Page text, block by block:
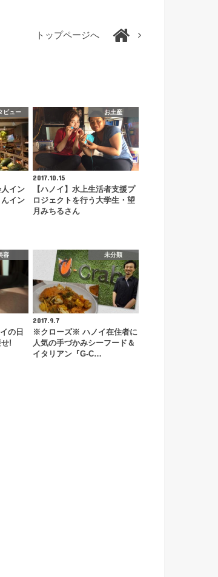
トップページへ
ビュー
イン
イン
お土産
2017.10.15
【ハノイ】水上生活者支援プ
ロジェクトを行う大学生・望
月みちるさん
容
の日
!
未分類
2017.9.7
※クローズ※ ハノイ在住者に
人気の手づかみシーフード＆
イタリアン『G-C…